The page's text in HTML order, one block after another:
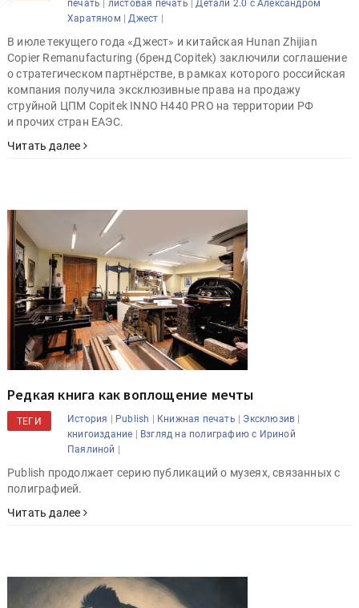
печать | листовая печать |Детали 2.0 с Александром
Харатяном |Джест |
В июле текущего года «Джест» и китайская Hunan Zhijian
Copier Remanufacturing (бренд Copitek) заключили соглашение
о стратегическом партнёрстве, в рамках которого российская
компания получила эксклюзивные права на продажу
струйной ЦПМ Copitek INNO H440 PRO на территории РФ
и прочих стран ЕАЭС.
Читать далее
Редкая книга как воплощение мечты
ТЕГИ История | Publish | Книжная печать | Эксклюзив |
книгоиздание | Взгляд на полиграфию с Ириной
Паялиной |
Publish продолжает серию публикаций о музеях, связанных с
полиграфией.
Читать далее